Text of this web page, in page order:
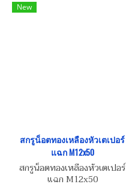
New
สกรูน็อตทองเหลืองหัวเตเปอร์
แฉก M12x50
สกรูน็อตทองเหลืองหัวเตเปอร์
แฉก M12x50